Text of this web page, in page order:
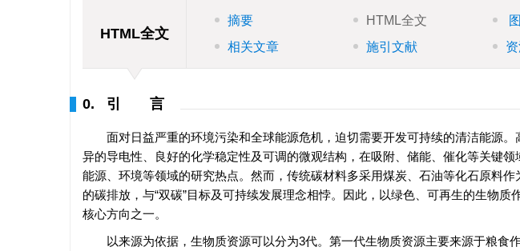
HTML全文
摘要 HTML全文 图
相关文章
施引文献
0. 引 言
面对日益严重的环境污染和全球能源危机，迫切需要开发可持续的清洁能源
异的导电性、良好的化学稳定性及可调的微观结构，在吸附、储能、催化等关键领
能源、环境等领域的研究热点。然而，传统碳材料多采用煤炭、石油等化石原料
的碳排放，与“双碳”目标及可持续发展理念相悖。因此，以绿色、可再生的生物
核心方向之一。
以来源为依据，生物质资源可以分为3代。第一代生物质资源主要来源于粮食